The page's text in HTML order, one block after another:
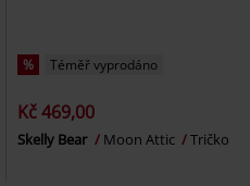
% Téměř vyprodáno
Kč 469,00
Skelly Bear Moon Attic Tričko